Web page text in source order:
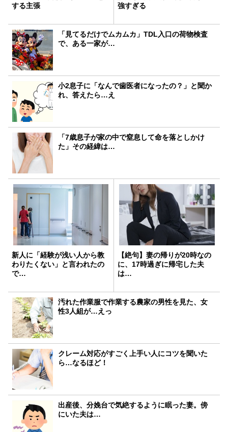
する主張
強すぎる
「見てるだけでムカムカ」TDL入口の荷物検査
で、ある一家が…
小2息子に「なんで歯医者になったの？」と聞か
れ、答えたら…え
「7歳息子が家の中で窒息して命を落としかけ
た」その経緯は…
新人に「経験が浅い人から教
わりたくない」と言われたの
で…
【絶句】妻の帰りが20時なの
に、17時過ぎに帰宅した夫
は…
汚れた作業服で作業する農家の男性を見た、女
性3人組が…えっ
クレーム対応がすごく上手い人にコツを聞いた
ら…なるほど！
出産後、分娩台で気絶するように眠った妻。傍
にいた夫は…